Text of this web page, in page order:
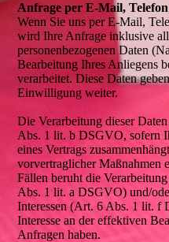
Anfrage per E-Mail,
Wenn Sie uns per E-Mail,
wird Ihre Anfrage inklusive
personenbezogenen Daten
Bearbeitung Ihres Anliegens
verarbeitet. Diese Daten
Einwilligung weiter.
Die Verarbeitung dieser
Abs. 1 lit. b DSGVO, sofern
eines Vertrags
vorvertraglicher Maßnahmen
Fällen beruht die
Abs. 1 lit. a DSGVO) und/
Interessen (Art. 6 Abs. 1 lit. f
Interesse an der effektiven
Anfragen haben.